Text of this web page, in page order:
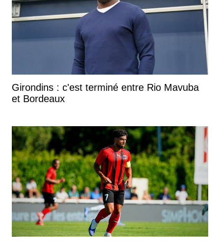
Girondins : c'est terminé entre Rio Mavuba
et Bordeaux